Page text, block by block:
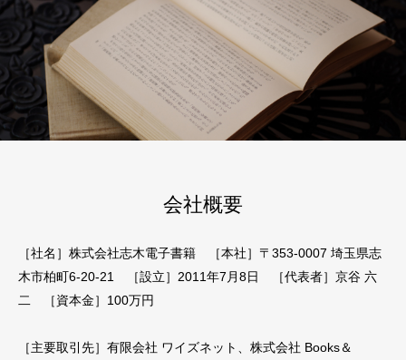
会社概要
［社名］株式会社志木電子書籍 ［本社］〒353-0007 埼玉県志
木市柏町6-20-21 ［設立］2011年7月8日 ［代表者］京谷 六
二 ［資本金］100万円
［主要取引先］有限会社 ワイズネット、株式会社 Books＆